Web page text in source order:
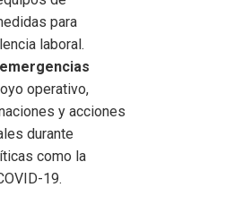
para
laboral.
operativo,
y acciones
durante
como la
19.